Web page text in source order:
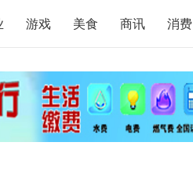
游戏 美食 商讯 消费